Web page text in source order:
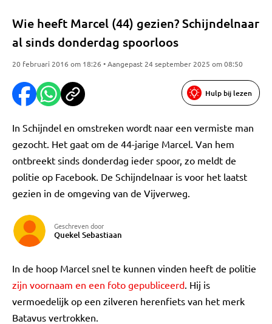
Wie heeft Marcel (44) gezien? Schijndelnaar
al sinds donderdag spoorloos
20 februari 2016 om 18:26 • Aangepast 24 september 2025 om 08:50
Hulp bij lezen
In Schijndel en omstreken wordt naar een vermiste man
gezocht. Het gaat om de 44-jarige Marcel. Van hem
ontbreekt sinds donderdag ieder spoor, zo meldt de
politie op Facebook. De Schijndelnaar is voor het laatst
gezien in de omgeving van de Vijverweg.
Geschreven door
Quekel Sebastiaan
In de hoop Marcel snel te kunnen vinden heeft de politie
zijn voornaam en een foto gepubliceerd. Hij is
vermoedelijk op een zilveren herenfiets van het merk
Batavus vertrokken.